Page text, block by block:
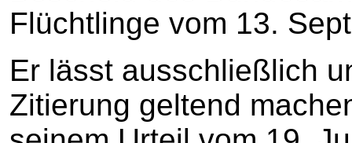
Flüchtlinge vom 13.
Er lässt ausschließlich
Zitierung geltend